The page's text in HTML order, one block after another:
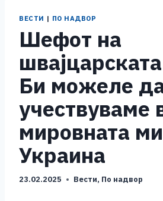
ВЕСТИ | ПО НАДВОР
Шефот на
Би можеле
учествуваме
мировната
Украина
23.02.2025 Вести, По надвор